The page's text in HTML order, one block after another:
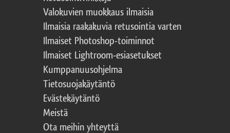
Valokuvien muokkaus ilmaisia
Ilmaisia raakakuvia retusointia varten
Ilmaiset Photoshop-toiminnot
Ilmaiset Lightroom-esiasetukset
Kumppanuusohjelma
Tietosuojakäytäntö
Evästekäytäntö
Meistä
Ota meihin yhteyttä